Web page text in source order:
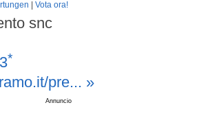
|Vota ora!
snc
*
pre... »
Annuncio